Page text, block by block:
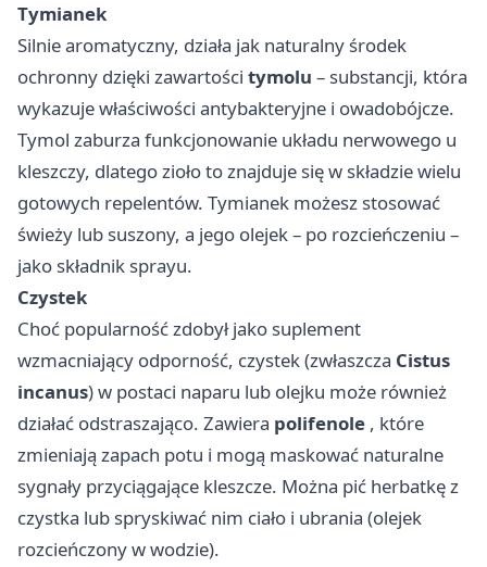
Tymianek
Silnie aromatyczny, działa jak naturalny środek
ochronny dzięki zawartości tymolu – substancji, która
wykazuje właściwości antybakteryjne i owadobójcze.
Tymol zaburza funkcjonowanie układu nerwowego u
kleszczy, dlatego zioło to znajduje się w składzie wielu
gotowych repelentów. Tymianek możesz stosować
świeży lub suszony, a jego olejek – po rozcieńczeniu –
jako składnik sprayu.
Czystek
Choć popularność zdobył jako suplement
wzmacniający odporność, czystek (zwłaszcza Cistus
incanus) w postaci naparu lub olejku może również
działać odstraszająco. Zawiera polifenole , które
zmieniają zapach potu i mogą maskować naturalne
sygnały przyciągające kleszcze. Można pić herbatkę z
czystka lub spryskiwać nim ciało i ubrania (olejek
rozcieńczony w wodzie).